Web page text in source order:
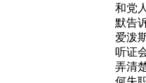
和党
默告
爱泼
听证
弄清